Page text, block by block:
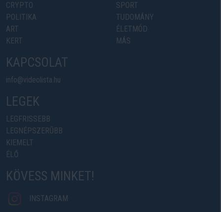
CRYPTO
POLITIKA
ART
KERT
SPORT
TUDOMÁNY
ÉLETMÓD
MÁS
KAPCSOLAT
info@videolista.hu
LEGEK
LEGFRISSEBB
LEGNÉPSZERŰBB
KIEMELT
ÉLŐ
KÖVESS MINKET!
INSTAGRAM